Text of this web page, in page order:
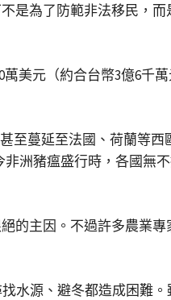
是為了防範非法移民，
美元（約合台幣3億6千
至蔓延至法國、荷蘭等
洲豬瘟盛行時，各國無
的主因。不過許多農業
水源、避冬都造成困難